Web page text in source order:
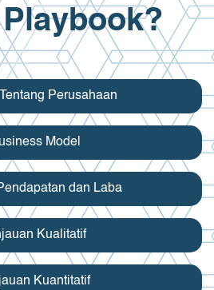
Perusahaan
Model
dan Laba
Kualitatif
Kuantitatif